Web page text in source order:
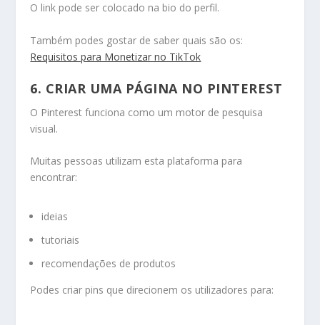
O link pode ser colocado na bio do perfil.
Também podes gostar de saber quais são os:
Requisitos para Monetizar no TikTok
6. CRIAR UMA PÁGINA NO PINTEREST
O Pinterest funciona como um motor de pesquisa
visual.
Muitas pessoas utilizam esta plataforma para
encontrar:
ideias
tutoriais
recomendações de produtos
Podes criar pins que direcionem os utilizadores para: